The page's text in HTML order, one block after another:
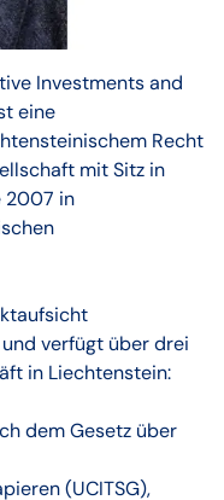
Investments and
eine
Recht
mit Sitz in
2007 in
verfügt über drei
in Liechtenstein:
dem Gesetz über
(UCITSG),